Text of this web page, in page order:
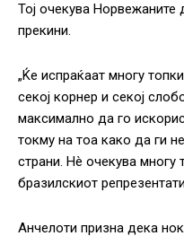
Тој очекува
прекини.
„Ќе испраќаат многу
секој корнер и секој
максимално да го
токму на тоа како да ги
страни. Нè очекува многу
бразилскиот
Анчелоти призна дека